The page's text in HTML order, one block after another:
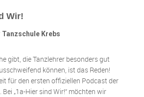
Wir!
Krebs
gibt, die Tanzlehrer besonders gut
können, ist das Reden!
für den ersten offiziellen Podcast der
„1a-Hier sind Wir!“ möchten wir